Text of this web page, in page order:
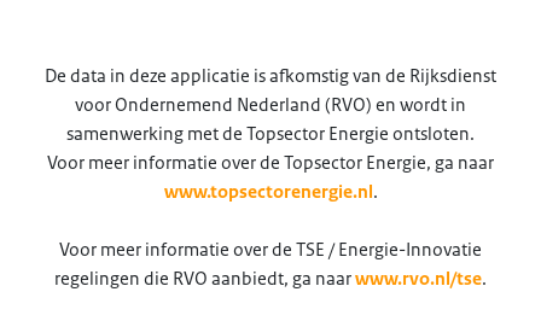
De data in deze applicatie is afkomstig van de Rijksdienst
voor Ondernemend Nederland (RVO) en wordt in
samenwerking met de Topsector Energie ontsloten.
Voor meer informatie over de Topsector Energie, ga naar
www.topsectorenergie.nl .
Voor meer informatie over de TSE / Energie-Innovatie
regelingen die RVO aanbiedt, ga naarwww.rvo.nl/tse.